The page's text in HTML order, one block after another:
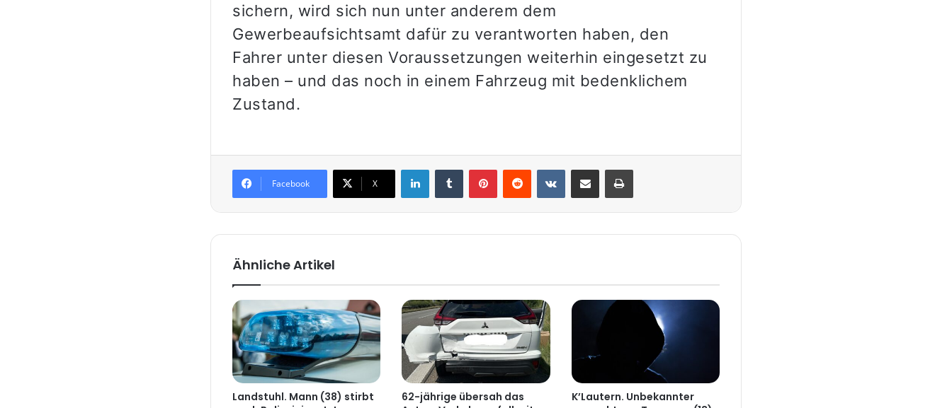
sichern, wird sich nun unter anderem dem
Gewerbeaufsichtsamt dafür zu verantworten haben, den
Fahrer unter diesen Voraussetzungen weiterhin eingesetzt zu
haben – und das noch in einem Fahrzeug mit bedenklichem
Zustand.
Facebook X
LinkedInTumblr PinterestReddit VKontakte
Teile per E-Mail Drucken
Ähnliche Artikel
Landstuhl. Mann (38) stirbt
62-jährige übersah das
K’Lautern. Unbekannter